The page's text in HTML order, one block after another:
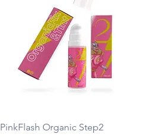
Ātrais skats
PinkFlash Organic Step2